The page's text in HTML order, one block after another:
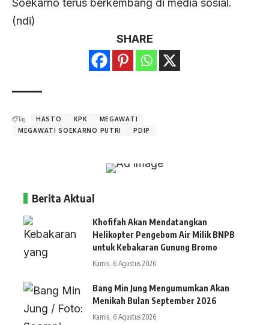
Soekarno terus berkembang di media sosial.
(ndi)
SHARE
Tag : HASTO KPK
MEGAWATI
MEGAWATI SOEKARNO PUTRI
PDIP
Berita Aktual
Khofifah Akan Mendatangkan
Helikopter Pengebom Air Milik BNPB
untuk Kebakaran Gunung Bromo
Kamis, 6 Agustus 2026
Bang Min Jung Mengumumkan Akan
Menikah Bulan September 2026
Kamis, 6 Agustus 2026